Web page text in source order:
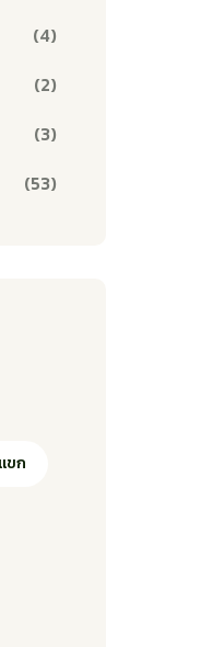
(4)
(2)
(3)
(53)
ขก